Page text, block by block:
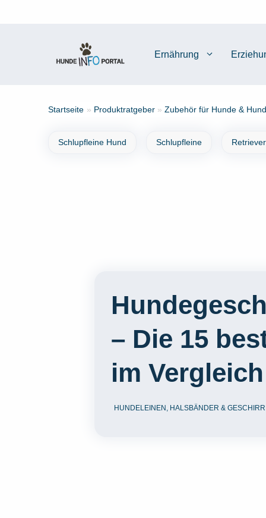
Ernährung
Startseite » Produktratgeber » Zubehör für Hunde &
Schlupfleine Hund Schlupfleine
– Die 15
im Vergleich
HUNDELEINEN, HALSBÄNDER &